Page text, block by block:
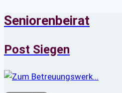
Zum
springen
Seniorenbeirat
Post Siegen